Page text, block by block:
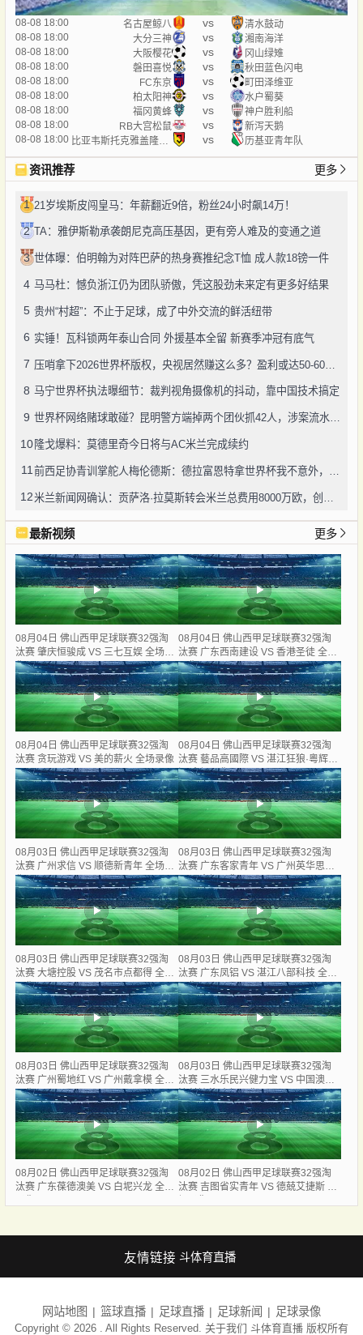
08-08 18:00 名古屋鲸八 vs
清水鼓动
08-08 18:00
大分三神 vs
湘南海洋
08-08 18:00
大阪樱花 vs
冈山绿雉
08-08 18:00
磐田喜悦 vs
秋田蓝色闪电
08-08 18:00
FC东京 vs
町田泽维亚
08-08 18:00
柏太阳神 vs
水户蜀葵
08-08 18:00
福冈黄蜂 vs
神户胜利船
08-08 18:00
RB大宫松鼠 vs
新泻天鹅
08-08 18:00
比亚韦斯托克雅盖隆青年队 vs 历基亚青年队
资讯推荐 更多
1 21岁埃斯皮闯皇马：年薪翻近9倍，粉丝24小时飙14万！
2 TA：雅伊斯勒承袭朗尼克高压基因，更有旁人难及的变通之道
3 世体曝：伯明翰为对阵巴萨的热身赛推纪念T恤 成人款18镑一件
4 马马杜：憾负浙江仍为团队骄傲，凭这股劲未来定有更多好结果
5 贵州“村超”：不止于足球，成了中外交流的鲜活纽带
6 实锤！瓦科锁两年泰山合同 外援基本全留 新赛季冲冠有底气
7 压哨拿下2026世界杯版权，央视居然赚这么多？盈利或达50-60亿！
8 马宁世界杯执法曝细节：裁判视角摄像机的抖动，靠中国技术搞定
9 世界杯网络赌球敢碰？昆明警方端掉两个团伙抓42人，涉案流水超三千万
10 隆戈爆料：莫德里奇今日将与AC米兰完成续约
11
12
最新视频 更多
08月04日 佛山西甲足球联赛32强淘
汰赛 肇庆恒骏成 VS 三七互娱 全场录
像
08月04日 佛山西甲足球联赛32强淘
汰赛 广东西南建设 VS 香港圣徒 全场
录像
08月04日 佛山西甲足球联赛32强淘
汰赛 贪玩游戏 VS 美的薪火 全场录像
08月04日 佛山西甲足球联赛32强淘
汰赛 藝品高國際 VS 湛江狂狼·粵辉能
源 全场录像
08月03日 佛山西甲足球联赛32强淘
汰赛 广州求信 VS 顺德新青年 全场录
像
08月03日 佛山西甲足球联赛32强淘
汰赛 广东客家青年 VS 广州英华思力
U17 全场录像
08月03日 佛山西甲足球联赛32强淘
汰赛 大塘控股 VS 茂名市点都得 全场
录像
08月03日 佛山西甲足球联赛32强淘
汰赛 广东凤铝 VS 湛江八部科技 全场
录像
08月03日 佛山西甲足球联赛32强淘
汰赛 广州蜀地红 VS 广州戴拿模 全场
录像
08月03日 佛山西甲足球联赛32强淘
汰赛 三水乐民兴健力宝 VS 中国澳门
澳科精英 全场录像
08月02日 佛山西甲足球联赛32强淘
汰赛 广东葆德澳美 VS 白坭兴龙 全场
08月02日 佛山西甲足球联赛32强淘
汰赛 吉图省实青年 VS 德兢艾捷斯 全
友情链接 斗体育直播
网站地图 篮球直播 足球直播 足球新闻 足球录像
Copyright © 2026 . All Rights Reserved. 关于我们 斗体育直播 版权所有